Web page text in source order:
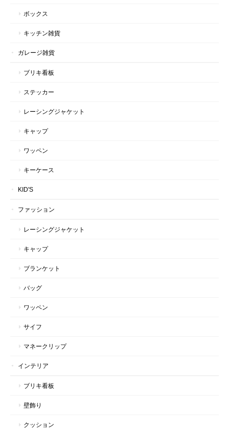
ボックス
キッチン雑貨
ガレージ雑貨
ブリキ看板
ステッカー
レーシングジャケット
キャップ
ワッペン
キーケース
KID'S
ファッション
レーシングジャケット
キャップ
ブランケット
バッグ
ワッペン
サイフ
マネークリップ
インテリア
ブリキ看板
壁飾り
クッション